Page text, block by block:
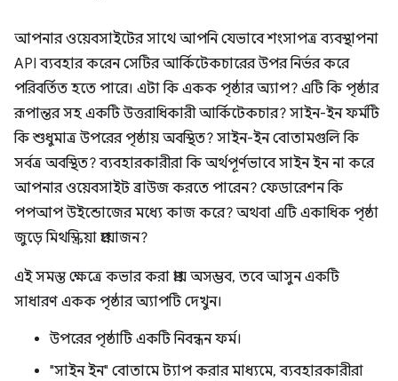
আপনার ওয়েবসাইটের সাথে আপনি যেভাবে শংসাপত্র ব্যবস্থাপনা
API ব্যবহার করেন সেটির আর্কিটেকচারের উপর নির্ভর করে
পরিবর্তিত হতে পারে। এটা কি একক পৃষ্ঠার অ্যাপ? এটি কি পৃষ্ঠার
রূপান্তর সহ একটি উত্তরাধিকারী আর্কিটেকচার? সাইন-ইন ফর্মটি
কি শুধুমাত্র উপরের পৃষ্ঠায় অবস্থিত? সাইন-ইন বোতামগুলি কি
সর্বত্র অবস্থিত? ব্যবহারকারীরা কি অর্থপূর্ণভাবে সাইন ইন না করে
আপনার ওয়েবসাইট ব্রাউজ করতে পারেন? ফেডারেশন কি
পপআপ উইন্ডোজের মধ্যে কাজ করে? অথবা এটি একাধিক পৃষ্ঠা
জুড়ে মিথস্ক্রিয়া প্রয়োজন?
এই সমস্ত ক্ষেত্রে কভার করা প্রায় অসম্ভব, তবে আসুন একটি
সাধারণ একক পৃষ্ঠার অ্যাপটি দেখুন।
উপরের পৃষ্ঠাটি একটি নিবন্ধন ফর্ম।
"সাইন ইন" বোতামে ট্যাপ করার মাধ্যমে, ব্যবহারকারীরা